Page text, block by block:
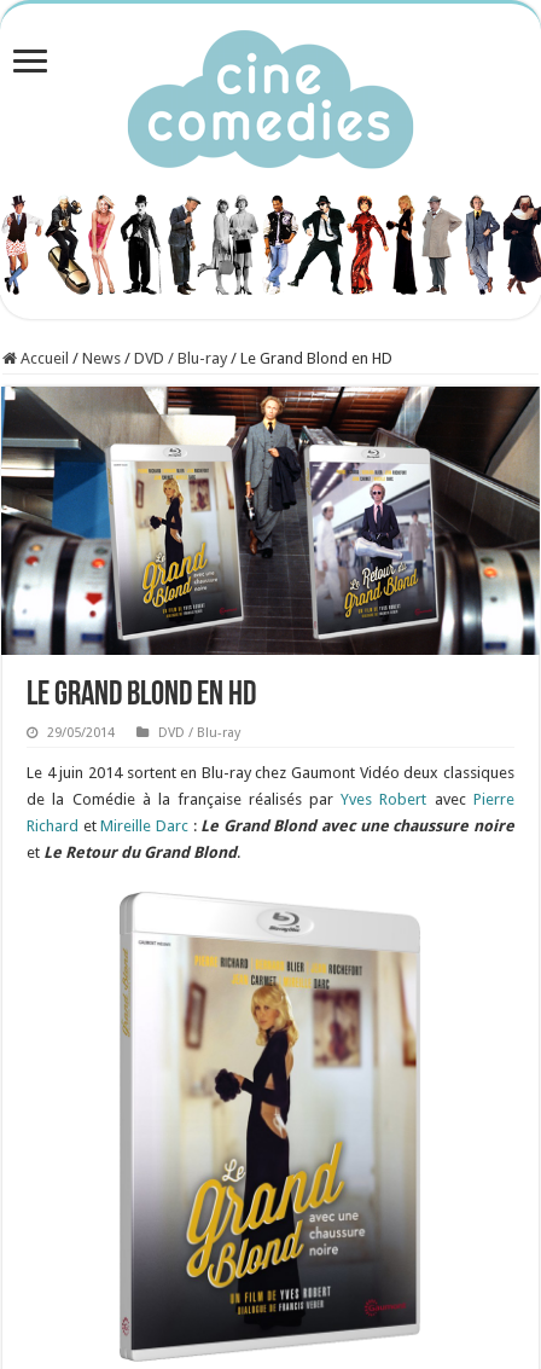
Accueil / News / DVD / Blu-ray / Le Grand Blond en HD
Le Grand Blond en HD
29/05/2014 DVD / Blu-ray
Le 4 juin 2014 sortent en Blu-ray chez Gaumont Vidéo deux classiques
de la Comédie à la française réalisés parYves Robert avec Pierre
Richard etMireille Darc : Le Grand Blond avec une chaussure noire
et Le Retour du GrandBlond.